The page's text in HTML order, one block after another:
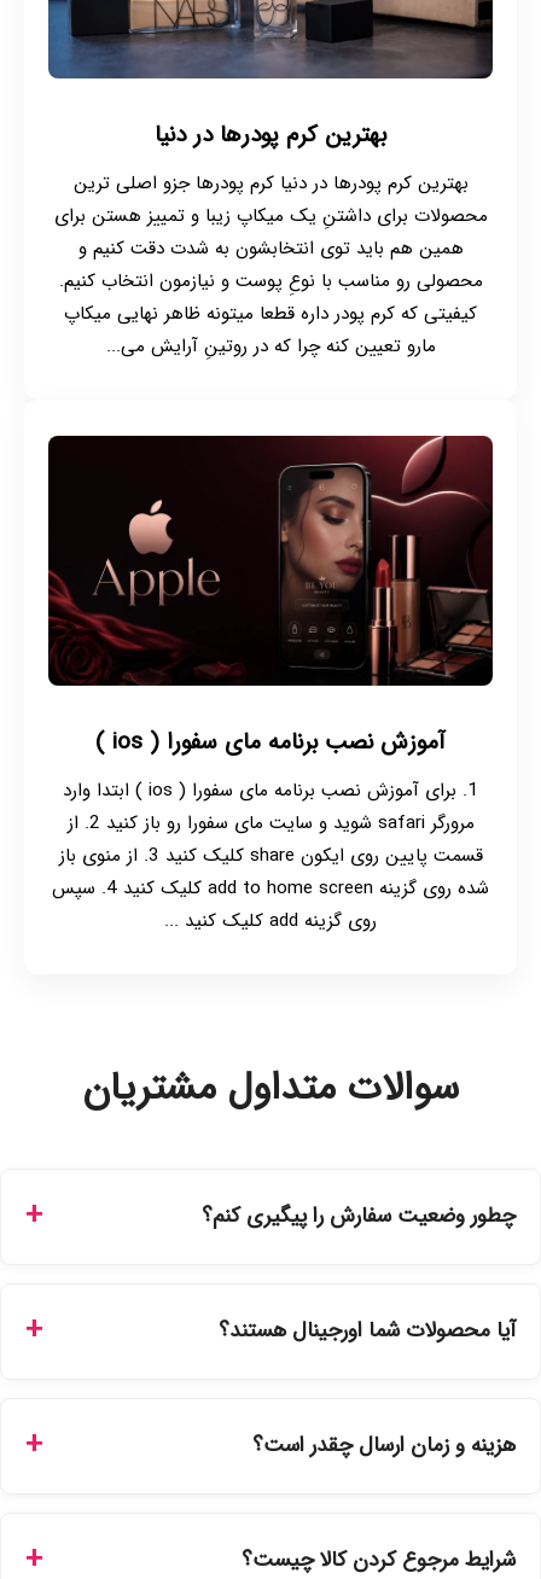
بهترین کرم پودرها در دنیا
بهترین کرم پودرها در دنیا کرم پودرها جزو اصلی ترین
محصولات برای داشتنِ یک میکاپ زیبا و تمییز هستن برای
همین هم باید توی انتخابشون به شدت دقت کنیم و
محصولی رو مناسب با نوعِ پوست و نیازمون انتخاب کنیم.
کیفیتی که کرم پودر داره قطعا میتونه ظاهر نهایی میکاپ
مارو تعیین کنه چرا که در روتینِ آرایش می...
آموزش نصب برنامه مای سفورا ( ios )
1. برای آموزش نصب برنامه مای سفورا ( ios ) ابتدا وارد
مرورگر safari شوید و سایت مای سفورا رو باز کنید 2. از
قسمت پایین روی ایکون share کلیک کنید 3. از منوی باز
شده روی گزینه add to home screen کلیک کنید 4. سپس
روی گزینه add کلیک کنید ...
سوالات متداول مشتریان
چطور وضعیت سفارش را پیگیری کنم؟
سفارشات در سایت، وضعیت لحظه‌ای مرسوله را مشاهده کنید.
آیا محصولات شما اورجینال هستند؟
نمایندگی‌های معتبر تهیه شده و دارای بچ‌کد قابل استعلام هستند.
هزینه و زمان ارسال چقدر است؟
انتخاب کنید و برای شهرستان‌ها بین یک الی ۳ روز کاری از طریق
شرایط مرجوع کردن کالا چیست؟